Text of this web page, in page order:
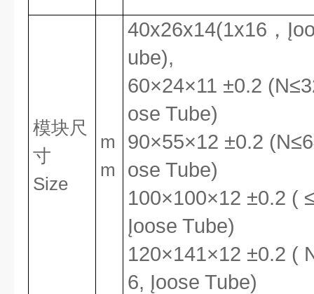
模块尺
寸
Size
m
m
40x26x14(1x16，
ube),
60×24×11 ±0.2 (N≤
ose Tube)
90×55×12 ±0.2
ose Tube)
100×100×12 ±0.2 (
Įoose Tube)
120×141×12 ±0.2 (
6, Įoose Tube)